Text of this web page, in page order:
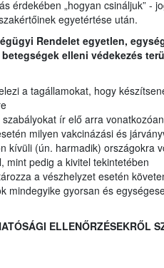
érdekében „hogyan csináljuk” -
egyetértése után.
Rendelet egyetlen,
elleni védekezés
a tagállamokat, hogy
ír elő arra
milyen vakcinázási és
kívüli (ún. harmadik) országokra
mint pedig a kivitel tekintetében
a vészhelyzet esetén
mindegyike gyorsan és
ELLENŐRZÉSEKRŐL